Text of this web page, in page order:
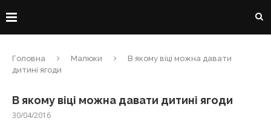
Головна Малюки
В якому віці можна давати
дитині ягоди
В якому віці можна давати дитині ягоди
30/04/2016